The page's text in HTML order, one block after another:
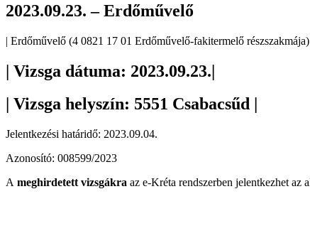
2023.09.23. – Erdőművelő
| Erdőművelő (4 0821 17 01 Erdőművelő-fakitermelő
| Vizsga dátuma: 2023.09.23.|
| Vizsga helyszín: 5551 Csabacsűd |
Jelentkezési határidő: 2023.09.04.
Azonosító: 008599/2023
A meghirdetett vizsgákra az e-Kréta rendszerben jelentkezhet az